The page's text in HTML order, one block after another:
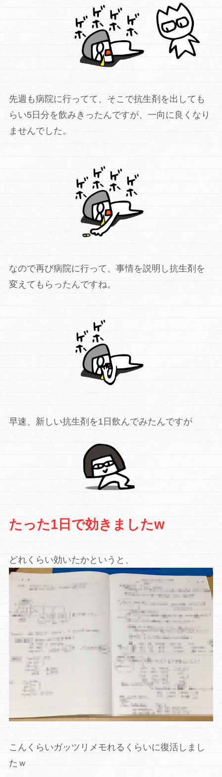
先週も病院に行ってて、そこで抗生剤を出しても
らい5日分を飲みきったんですが、一向に良くなり
ませんでした。
なので再び病院に行って、事情を説明し抗生剤を
変えてもらったんですね。
早速、新しい抗生剤を1日飲んでみたんですが
たった1日で効きましたw
どれくらい効いたかというと、
こんくらいガッツリメモれるくらいに復活しまし
たｗ